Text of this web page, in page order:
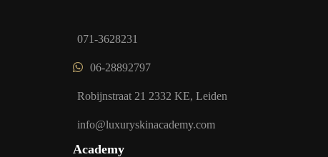
071-3628231
06-28892797
Robijnstraat 21 2332 KE, Leiden
info@luxuryskinacademy.com
Academy